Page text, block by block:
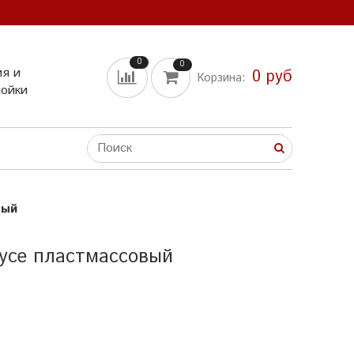
и
0 0
Корзина: 0 руб
пластмассовый